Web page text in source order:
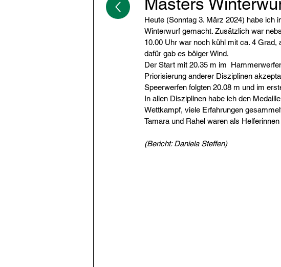
Heute (Sonntag 3. März 2024) habe ich
Winterwurf gemacht. Zusätzlich war
10.00 Uhr war noch kühl mit ca. 4
dafür gab es böiger Wind.
Der Start mit 20.35 m im
Priorisierung anderer Disziplinen
Speerwerfen folgten 20.08 m und im
In allen Disziplinen habe ich den
Wettkampf, viele Erfahrungen
Tamara und Rahel waren als
(Bericht: Daniela Steffen)